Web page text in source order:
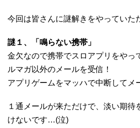
今回は皆さんに謎解きをやっていた
謎１、「鳴らない携帯」
金欠なので携帯でスロアプリをやっ
ルマガ以外のメールを受信！
アプリゲームをマッハで中断してメ
１通メールが来ただけで、淡い期待
けないです…(泣)